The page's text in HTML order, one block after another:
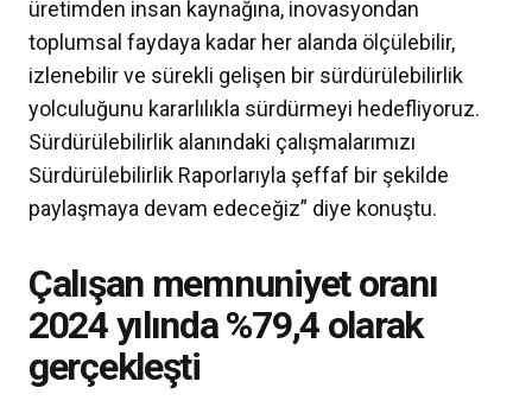
üretimden insan kaynağına, inovasyondan
toplumsal faydaya kadar her alanda ölçülebilir,
izlenebilir ve sürekli gelişen bir sürdürülebilirlik
yolculuğunu kararlılıkla sürdürmeyi hedefliyoruz.
Sürdürülebilirlik alanındaki çalışmalarımızı
Sürdürülebilirlik Raporlarıyla şeffaf bir şekilde
paylaşmaya devam edeceğiz” diye konuştu.
Çalışan memnuniyet oranı
2024 yılında %79,4 olarak
gerçekleşti